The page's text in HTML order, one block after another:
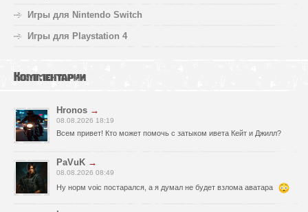
Игры для Nintendo Switch
Игры для Playstation 4
Комментарии
Hronos →
08.08.2026 18:19
Всем привет! Кто может помочь с затыком ивета Кейт и Джилл?
PaVuK →
08.08.2026 08:49
Ну норм voic постарался, а я думал не будет взлома аватара